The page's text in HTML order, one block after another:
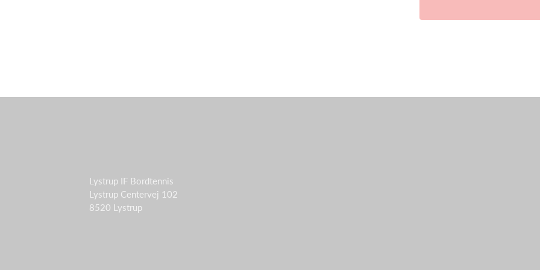
Lystrup IF Bordtennis
Lystrup Centervej 102
8520 Lystrup